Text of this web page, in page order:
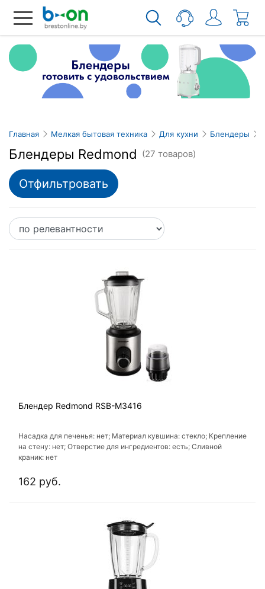
Главная Мелкая бытовая техника Для кухни Блендеры
Блендеры Redmond (27 товаров)
Отфильтровать
Блендер Redmond RSB-M3416
Насадка для печенья: нет; Материал кувшина: стекло; Крепление
на стену: нет; Отверстие для ингредиентов: есть; Сливной
краник: нет
162 руб.